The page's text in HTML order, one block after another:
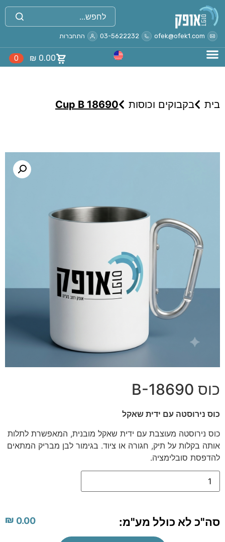
ofek@ofek1.com
03-5622232 התחברות
₪ 0.00
0
בית בקבוקים וכוסות Cup B 18690
כוס B-18690
כוס נירוסטה עם ידית שאקל
כוס נירוסטה מעוצבת עם ידית שאקל מובנית, המאפשרת לתלות
אותה בקלות על תיק, חגורה או ציוד. בגימור לבן מבריק המתאים
להדפסת סובלימציה.
סה"כ לא כולל מע"מ: ₪ 0.00